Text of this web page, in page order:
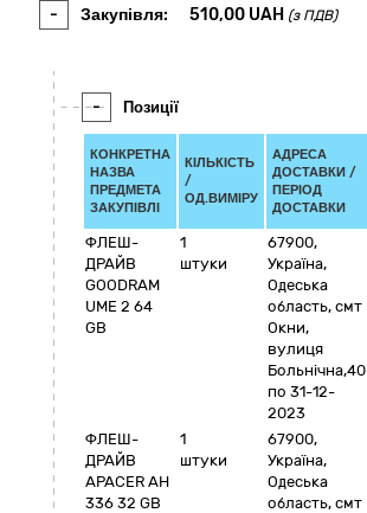
- Закупівля: 510,00 UAH (з ПДВ)
- Позиції
КОНКРЕТНА
НАЗВА
ПРЕДМЕТА
ЗАКУПІВЛІ
КІЛЬКІСТЬ
/
ОД.ВИМІРУ
АДРЕСА
ДОСТАВКИ /
ПЕРІОД
ДОСТАВКИ
ФЛЕШ-
ДРАЙВ
GOODRAM
UME 2 64
GB
1
штуки
67900,
Україна,
Одеська
область, смт
Окни,
вулиця
Больнічна,40
по 31-12-
2023
ФЛЕШ-
ДРАЙВ
APACER AH
336 32 GB
1
штуки
67900,
Україна,
Одеська
область, смт